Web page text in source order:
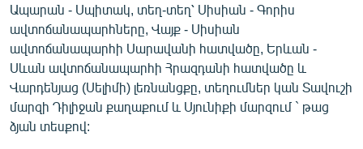
ՁԳՏԵԼՈՎ ԼԱՎԱԳՈՒՅՆԻՆ
ՓՈԴՔԱՍԹ
Հայերեն
English
Ապարան - Սպիտակ, տեղ-տեղ՝ Սիսիան - Գորիս
ավտոճանապարհները, Վայք - Սիսիան
ավտոճանապարհի Սարավանի հատվածը, Երևան -
Սևան ավտոճանապարհի Հրազդանի հատվածը և
Վարդենյաց (Սելիմի) լեռնանցքը, տեղումներ կան Տավուշի
մարզի Դիլիջան քաղաքում և Սյունիքի մարզում ` թաց
ձյան տեսքով: